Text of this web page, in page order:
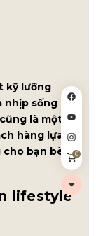
kỹ lưỡng
nhịp sống sôi
là một
hàng lựa
bạn bè,
lifestyle
0